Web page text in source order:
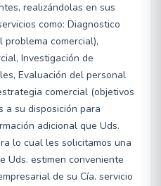
realizándolas en sus
como: Diagnostico
comercial),
Investigación de
Evaluación del personal
comercial (objetivos
a su disposición para
adicional que Uds.
lo cual les solicitamos una
Uds. estimen conveniente
de su Cía. servicio